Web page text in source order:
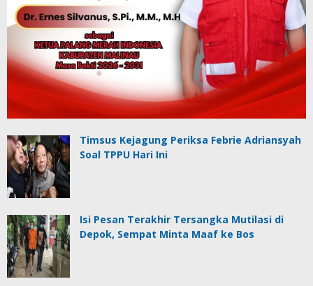
Timsus Kejagung Periksa Febrie Adriansyah
Soal TPPU Hari Ini
Isi Pesan Terakhir Tersangka Mutilasi di
Depok, Sempat Minta Maaf ke Bos